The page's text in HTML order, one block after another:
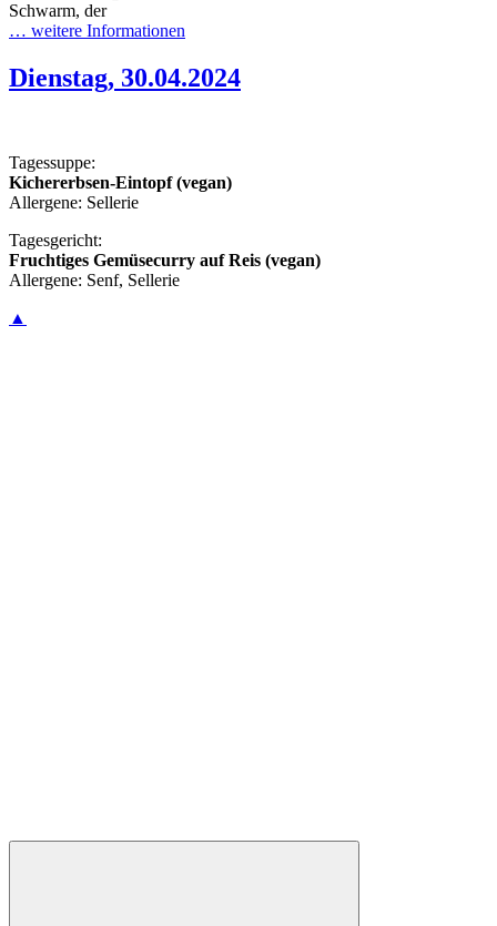
Schwarm, der
… weitere Informationen
Dienstag, 30.04.2024
Tagessuppe:
Kichererbsen-Eintopf (vegan)
Allergene: Sellerie
Tagesgericht:
Fruchtiges Gemüsecurry auf Reis (vegan)
Allergene: Senf, Sellerie
▲